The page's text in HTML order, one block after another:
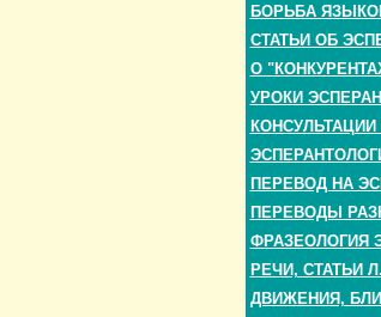
БОРЬБА
СТАТЬИ ОБ
О
УРОКИ
ПЕРЕВОД НА
ПЕРЕВОДЫ
ФРАЗЕОЛОГИЯ
РЕЧИ, СТАТЬИ
ДВИЖЕНИЯ,